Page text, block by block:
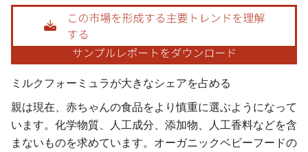
画像 © Mordor Intelligence。再利用にはCC BY 4.0の表示が必要です。
ミルクフォーミュラが大きなシェアを占める
親は現在、赤ちゃんの食品をより慎重に選ぶようになって
います。化学物質、人工成分、添加物、人工香料などを含
まないものを求めています。オーガニックベビーフードの